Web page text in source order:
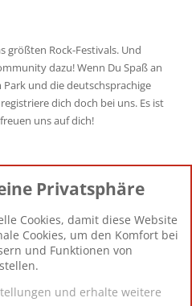
größten Rock-Festivals. Und
dazu! Wenn Du Spaß an
und die deutschsprachige
dich doch bei uns. Es ist
uns auf dich!
12.427
Berlin
Privatsphäre
Cookies, damit diese Website
Cookies, um den Komfort bei
und Funktionen von
und erhalte weitere